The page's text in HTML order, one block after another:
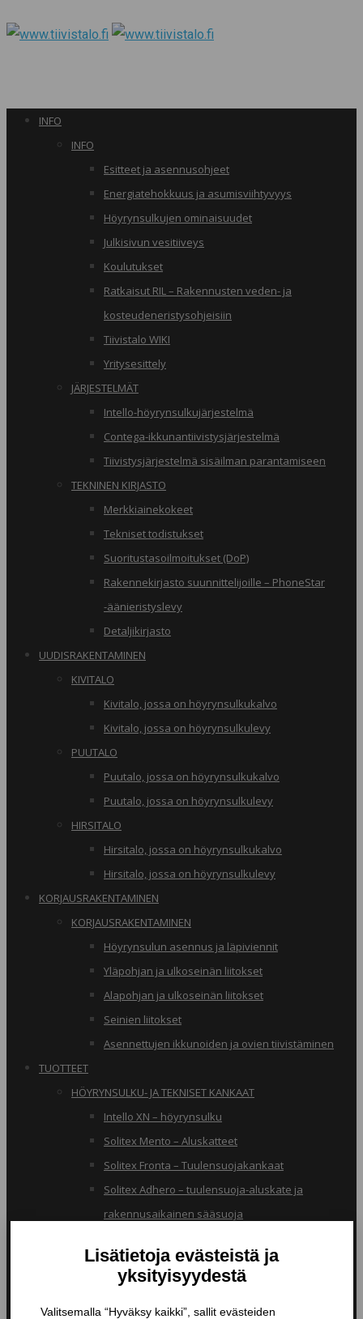
INFO
INFO
Esitteet ja asennusohjeet
Energiatehokkuus ja asumisviihtyvyys
Höyrynsulkujen ominaisuudet
Julkisivun vesitiiveys
Koulutukset
Ratkaisut RIL – Rakennusten veden- ja
kosteudeneristysohjeisiin
Tiivistalo WIKI
Yritysesittely
JÄRJESTELMÄT
Intello-höyrynsulkujärjestelmä
Contega-ikkunantiivistysjärjestelmä
Tiivistysjärjestelmä sisäilman parantamiseen
TEKNINEN KIRJASTO
Merkkiainekokeet
Tekniset todistukset
Suoritustasoilmoitukset (DoP)
Rakennekirjasto suunnittelijoille – PhoneStar
-äänieristyslevy
Detaljikirjasto
UUDISRAKENTAMINEN
KIVITALO
Kivitalo, jossa on höyrynsulkukalvo
Kivitalo, jossa on höyrynsulkulevy
PUUTALO
Puutalo, jossa on höyrynsulkukalvo
Puutalo, jossa on höyrynsulkulevy
HIRSITALO
Hirsitalo, jossa on höyrynsulkukalvo
Hirsitalo, jossa on höyrynsulkulevy
KORJAUSRAKENTAMINEN
KORJAUSRAKENTAMINEN
Höyrynsulun asennus ja läpiviennit
Yläpohjan ja ulkoseinän liitokset
Alapohjan ja ulkoseinän liitokset
Seinien liitokset
Asennettujen ikkunoiden ja ovien tiivistäminen
TUOTTEET
HÖYRYNSULKU- JA TEKNISET KANKAAT
Intello XN – höyrynsulku
Solitex Mento – Aluskatteet
Solitex Fronta – Tuulensuojakankaat
Solitex Adhero – tuulensuoja-aluskate ja
rakennusaikainen sääsuoja
TIIVISTYSTUOTTEET
Butyylinauhat ja -teipit
Liitosnauhat